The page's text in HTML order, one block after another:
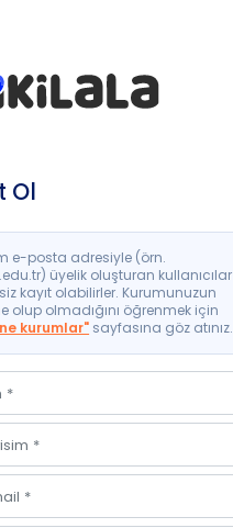
Ol
e-posta adresiyle (örn.
üyelik oluşturan kullanıcılar
kayıt olabilirler. Kurumunuzun
olup olmadığını öğrenmek için
kurumlar" sayfasına göz atınız.